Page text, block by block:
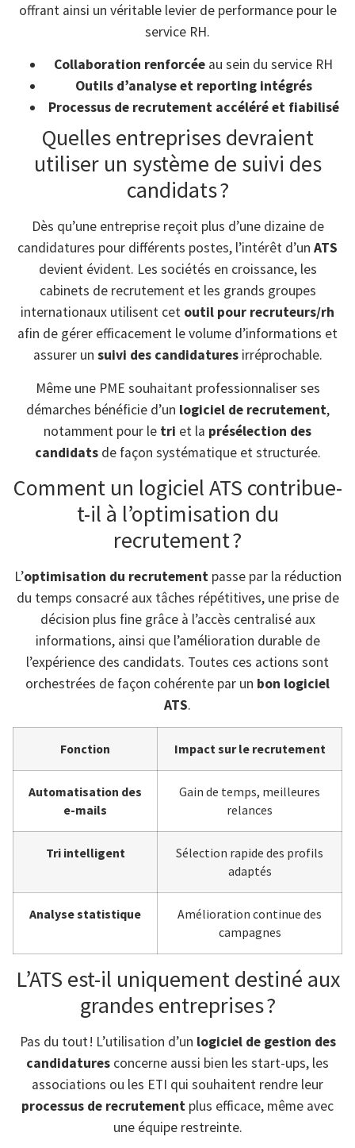
offrant ainsi un véritable levier de performance pour le
service RH.
Collaboration renforcée au sein du service RH
Outils d’analyse et reporting intégrés
Processus de recrutement accéléré et fiabilisé
Quelles entreprises devraient
utiliser un système de suivi des
candidats ?
Dès qu’une entreprise reçoit plus d’une dizaine de
candidatures pour différents postes, l’intérêt d’un ATS
devient évident. Les sociétés en croissance, les
cabinets de recrutement et les grands groupes
internationaux utilisent cet outil pour recruteurs/rh
afin de gérer efficacement le volume d’informations et
assurer un suivi des candidaturesirréprochable.
Même une PME souhaitant professionnaliser ses
démarches bénéficie d’un logiciel de recrutement,
notamment pour le tri et la présélection des
candidatsde façon systématique et structurée.
Comment un logiciel ATS contribue-
t-il à l’optimisation du
recrutement ?
L’optimisation du recrutementpasse par la réduction
du temps consacré aux tâches répétitives, une prise de
décision plus fine grâce à l’accès centralisé aux
informations, ainsi que l’amélioration durable de
l’expérience des candidats. Toutes ces actions sont
orchestrées de façon cohérente par un bon logiciel
ATS.
Fonction Impact sur le recrutement
Automatisation des
e-mails
Gain de temps, meilleures
relances
Tri intelligent
Sélection rapide des profils
adaptés
Analyse statistique
Amélioration continue des
campagnes
L’ATS est-il uniquement destiné aux
grandes entreprises ?
Pas du tout ! L’utilisation d’un logiciel de gestion des
candidatures concerne aussi bien les start-ups, les
associations ou les ETI qui souhaitent rendre leur
processus de recrutement plus efficace, même avec
une équipe restreinte.